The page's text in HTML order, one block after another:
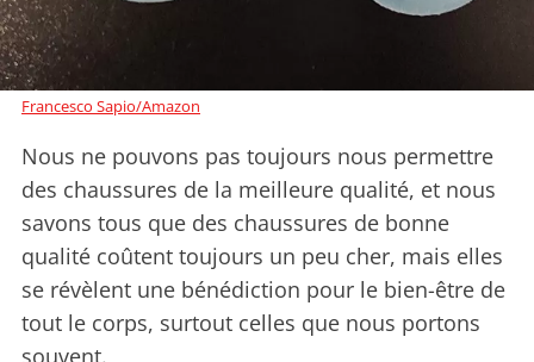
Francesco Sapio/Amazon
Nous ne pouvons pas toujours nous permettre
des chaussures de la meilleure qualité, et nous
savons tous que des chaussures de bonne
qualité coûtent toujours un peu cher, mais elles
se révèlent une bénédiction pour le bien-être de
tout le corps, surtout celles que nous portons
souvent.